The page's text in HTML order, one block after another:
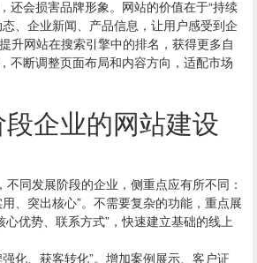
还会损害品牌形象。网站的价值在于“持续
、企业新闻、产品信息，让用户感受到企
升网站在搜索引擎中的排名，获得更多自
不断调整页面布局和内容方向，适配市场
企业的网站建设
不同发展阶段的企业，侧重点应有所不同：
、突出核心”。不需要复杂的功能，重点展
心优势、联系方式”，快速建立基础的线上
化、获客转化”。增加案例展示、客户证